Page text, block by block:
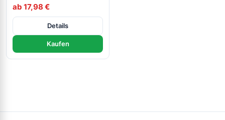
ab 17,98 €
Details
Kaufen